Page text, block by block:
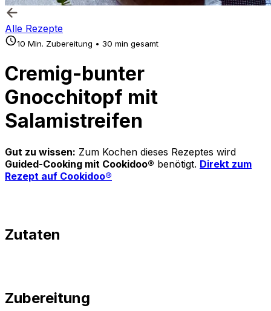
Alle Rezepte
10 Min. Zubereitung • 30 min gesamt
Cremig-bunter
Gnocchitopf mit
Salamistreifen
Gut zu wissen: Zum Kochen dieses Rezeptes wird
Guided-Cooking mit Cookidoo® benötigt. Direkt zum
Rezept auf Cookidoo®
Zutaten
Zubereitung